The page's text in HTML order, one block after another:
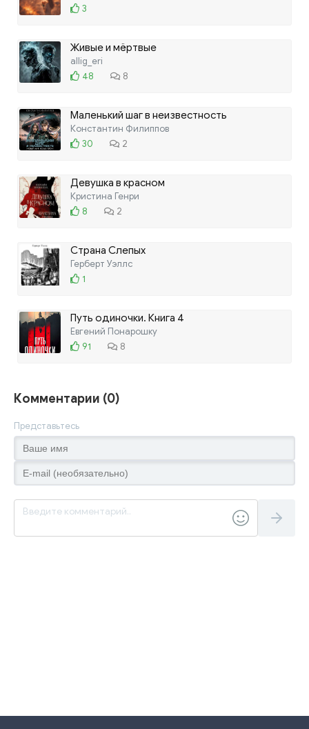
3
Живые и мёртвые
allig_eri
48
8
Маленький шаг в неизвестность
Константин Филиппов
30
2
Девушка в красном
Кристина Генри
8
2
Страна Слепых
Герберт Уэллс
1
Путь одиночки. Книга 4
Евгений Понарошку
91
8
Комментарии (0)
Представьтесь